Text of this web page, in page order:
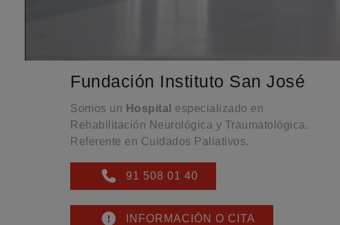
Fundación Instituto San José
Somos un Hospital
especializado en
Rehabilitación Neurológica y Traumatológica.
Referente en Cuidados Paliativos.
91 508 01 40
INFORMACIÓN O CITA